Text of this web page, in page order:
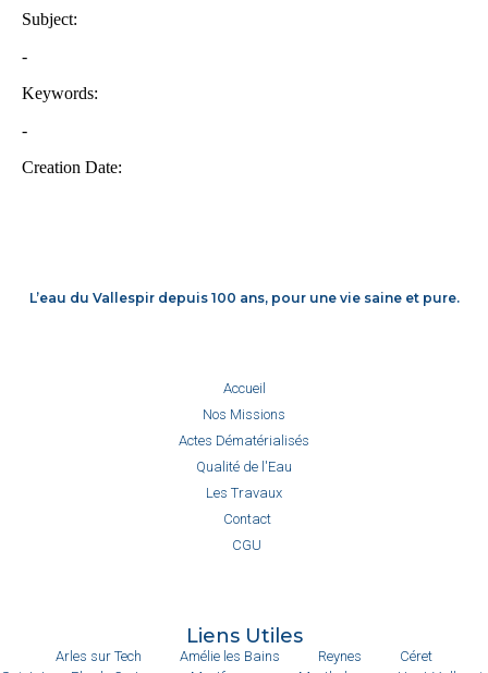
L’eau du Vallespir depuis 100 ans, pour une vie saine et pure.
Accueil
Nos Missions
Actes Dématérialisés
Qualité de l'Eau
Les Travaux
Contact
CGU
Liens Utiles
Arles sur Tech Amélie les Bains Reynes
Céret